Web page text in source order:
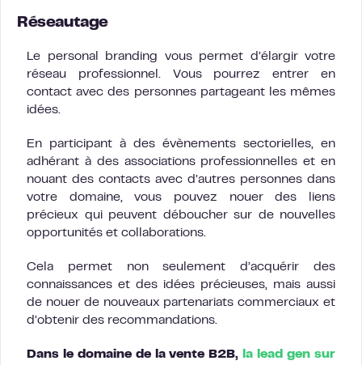
Réseautage
Le personal branding vous permet d’élargir votre
réseau professionnel. Vous pourrez entrer en
contact avec des personnes partageant les mêmes
idées.
En participant à des évènements sectorielles, en
adhérant à des associations professionnelles et en
nouant des contacts avec d’autres personnes dans
votre domaine, vous pouvez nouer des liens
précieux qui peuvent déboucher sur de nouvelles
opportunités et collaborations.
Cela permet non seulement d’acquérir des
connaissances et des idées précieuses, mais aussi
de nouer de nouveaux partenariats commerciaux et
d’obtenir des recommandations.
Dans le domaine de la vente B2B,
la lead gen sur